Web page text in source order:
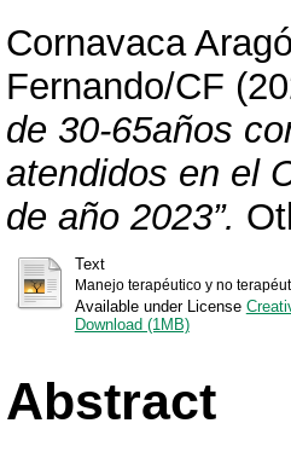
Cornavaca
Fernando/CF
de 30-65años
atendidos en el
de año 2023”.
Text
Manejo terapéutico y no
Available under License
Download (1MB)
Abstract